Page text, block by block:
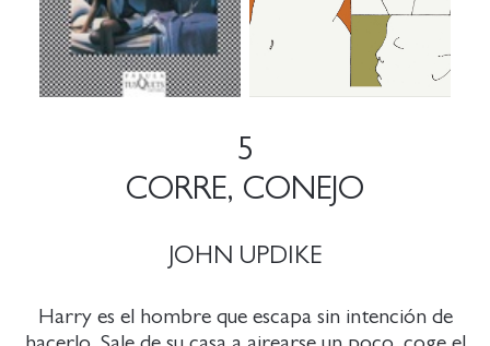
5
CORRE, CONEJO
JOHN UPDIKE
Harry es el hombre que escapa sin intención de